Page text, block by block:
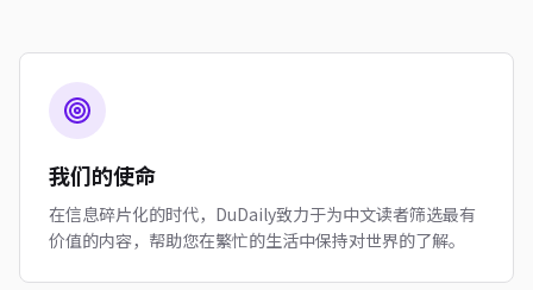
我们的使命
在信息碎片化的时代，DuDaily致力于为中文读者筛选最有
价值的内容，帮助您在繁忙的生活中保持对世界的了解。